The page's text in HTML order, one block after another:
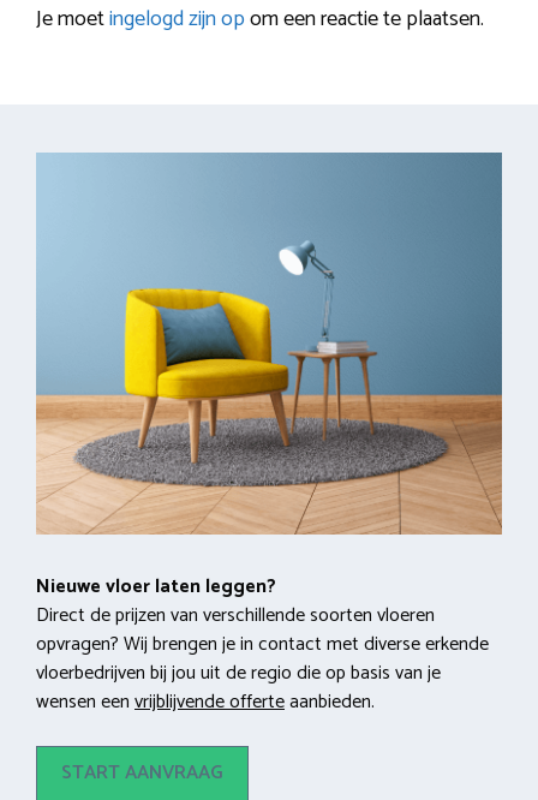
Je moetingelogd zijn opom een reactie te plaatsen.
Nieuwe vloer laten leggen?
Direct de prijzen van verschillende soorten vloeren
opvragen? Wij brengen je in contact met diverse erkende
vloerbedrijven bij jou uit de regio die op basis van je
wensen eenvrijblijvende offerteaanbieden.
START AANVRAAG